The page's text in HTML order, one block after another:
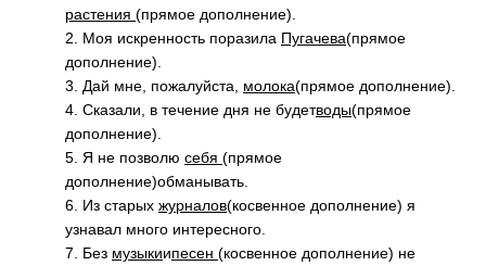
растения (прямое дополнение).
2. Моя искренность поразила Пугачева(прямое
дополнение).
3. Дай мне, пожалуйста, молока(прямое дополнение).
4. Сказали, в течение дня не будетводы(прямое
дополнение).
5. Я не позволю себя (прямое
дополнение)обманывать.
6. Из старых журналов(косвенное дополнение) я
узнавал много интересного.
7. Без музыкиипесен (косвенное дополнение) не